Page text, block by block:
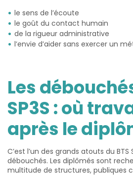
le sens de l’écoute
le goût du contact humain
de la rigueur administrative
l’envie d’aider sans exercer un
Les
SP3S : où
après le
C’est l’un des grands atouts du BTS
débouchés. Les diplômés sont
multitude de structures, publiques